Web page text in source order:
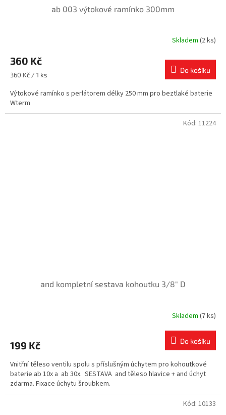
ab 003 výtokové ramínko 300mm
Skladem (2 ks)
360 Kč
Měrná
360 Kč / 1 ks
Do košíku
Výtokové ramínko s perlátorem délky 250 mm pro beztlaké baterie
Wterm
and kompletní sestava kohoutku 3/8" D
Skladem (7 ks)
199 Kč Do košíku
Vnitřní těleso ventilu spolu s příslušným úchytem pro kohoutkové
baterie ab 10x a ab 30x. SESTAVA and těleso hlavice + and úchyt
zdarma. Fixace úchytu šroubkem.
Kód: 11224
Kód: 10133